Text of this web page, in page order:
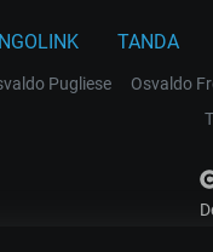
TANDA
Pugliese Osvaldo